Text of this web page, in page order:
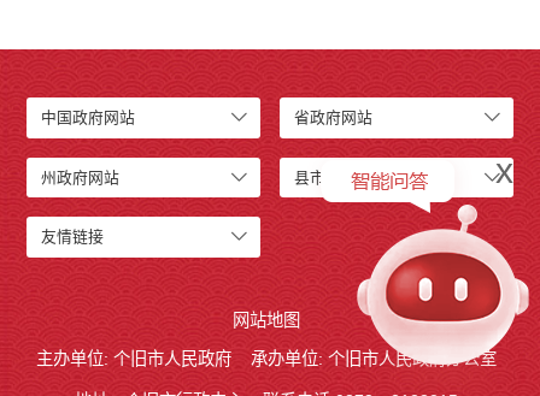
中国政府网站 省政府网站
州政府网站 县市政府网站
友情链接
网站地图
主办单位: 个旧市人民政府
承办单位: 个旧市人民政府办公室
x